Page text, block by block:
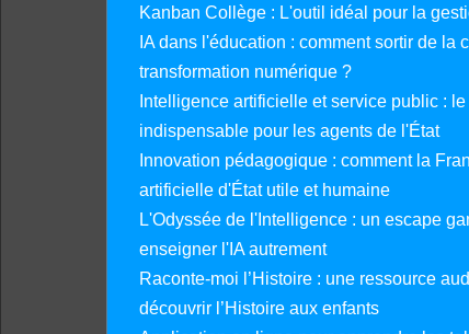
Kanban Collège : L'outil idéal pour la
IA dans l'éducation : comment sortir de la
transformation numérique ?
Intelligence artificielle et service public :
indispensable pour les agents de l'État
Innovation pédagogique : comment la
artificielle d'État utile et humaine
L'Odyssée de l'Intelligence : un escape
enseigner l'IA autrement
Raconte-moi l’Histoire : une ressource
découvrir l’Histoire aux enfants